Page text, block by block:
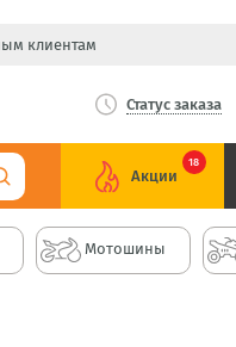
клиентам
Статус заказа
Акции
18
Мотошины